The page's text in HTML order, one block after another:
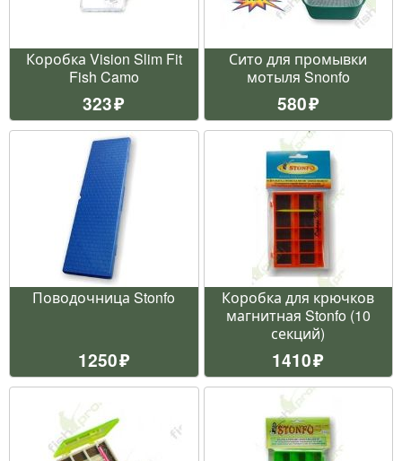
Коробка Vision Slim Fit
Fish Camo
323
Сито для промывки
мотыля Snonfo
580
Поводочница Stonfo
1250
Коробка для крючков
магнитная Stonfo (10
секций)
1410